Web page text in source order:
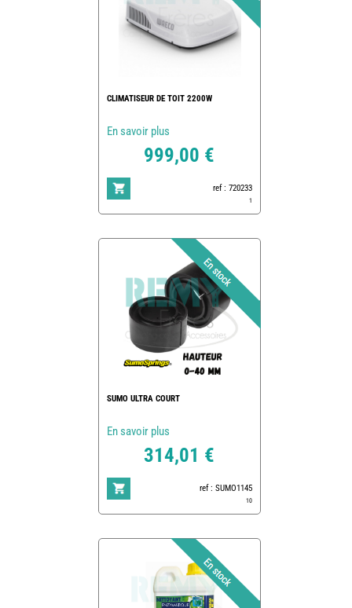
CLIMATISEUR DE TOIT 2200W
En savoir plus
999,00 €
ref : 720233
1
SUMO ULTRA COURT
En savoir plus
314,01 €
ref : SUMO1145
10